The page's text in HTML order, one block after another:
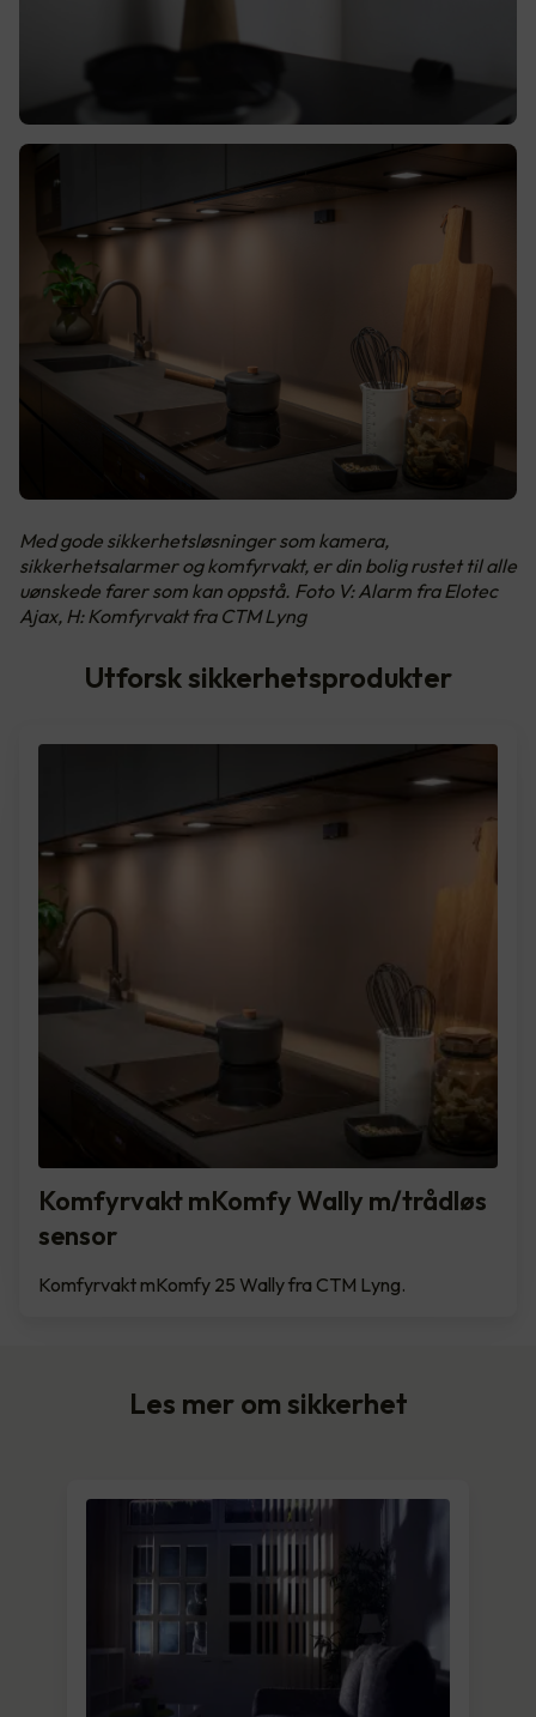
Med gode sikkerhetsløsninger som kamera,
sikkerhetsalarmer og komfyrvakt, er din bolig rustet til alle
uønskede farer som kan oppstå. Foto V: Alarm fra Elotec
Ajax, H: Komfyrvakt fra CTM Lyng
Utforsk sikkerhetsprodukter
Komfyrvakt mKomfy Wally m/trådløs
sensor
Komfyrvakt mKomfy 25 Wally fra CTM Lyng.
Les mer om sikkerhet